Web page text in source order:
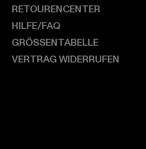
RETOURENCENTER
HILFE/FAQ
GRÖSSENTABELLE
VERTRAG WIDERRUFEN